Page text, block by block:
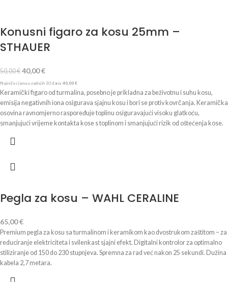
Konusni figaro za kosu 25mm –
STHAUER
50,00€ 40,00€
Najniža cijena u zadnjih 30 dana: 40,00 €
Keramički figaro od turmalina, posebno je prikladna za beživotnu i suhu kosu,
emisija negativnih iona osigurava sjajnu kosu i bori se protiv kovrčanja. Keramička
osovina ravnomjerno raspoređuje toplinu osiguravajući visoku glatkoću,
smanjujući vrijeme kontakta kose s toplinom i smanjujući rizik od oštećenja kose.
sprječavajući opekline. Promjer: 25 mm Tehničke značajke: - izolacijski vrh i
Pegla za kosu – WAHL CERALINE
65,00€
Premium pegla za kosu sa turmalinom i keramikom kao dvostrukom zaštitom – za
reduciranje elektriciteta i svilenkast sjajni efekt. Digitalni kontrolor za optimalno
stiliziranje od 150 do 230 stupnjeva. Spremna za rad već nakon 25 sekundi. Dužina
kabela 2,7 metara.